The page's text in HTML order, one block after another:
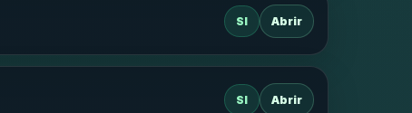
SI Abrir
SI Abrir